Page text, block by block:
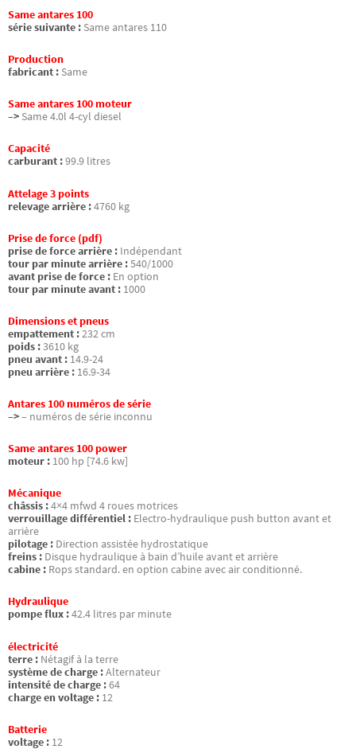
Same antares 100
série suivante : Same antares 110
Production
fabricant : Same
Same antares 100 moteur
–> Same 4.0l 4-cyl diesel
Capacité
carburant :99.9 litres
Attelage 3 points
relevage arrière :4760 kg
Prise de force (pdf)
prise de force arrière : Indépendant
tour par minute arrière :540/1000
avant prise de force : En option
tour par minute avant : 1000
Dimensions et pneus
empattement :232 cm
poids :3610 kg
pneu avant : 14.9-24
pneu arrière : 16.9-34
Antares 100 numéros de série
–>– numéros de série inconnu
Same antares 100 power
moteur : 100 hp [74.6 kw]
Mécanique
châssis :4×4 mfwd 4 roues motrices
verrouillage différentiel : Electro-hydraulique push button avant et
arrière
pilotage : Direction assistée hydrostatique
freins : Disque hydraulique à bain d’huile avant et arrière
cabine : Rops standard. en option cabine avec air conditionné.
Hydraulique
pompe flux :42.4 litres par minute
électricité
terre : Nétagif à la terre
système de charge :Alternateur
intensité de charge :64
charge en voltage : 12
Batterie
voltage : 12